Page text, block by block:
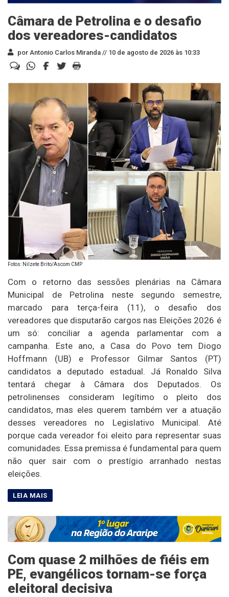
Câmara de Petrolina e o desafio
dos vereadores-candidatos
por Antonio Carlos Miranda // 10 de agosto de 2026 às 10:33
Fotos: Nilzete Brito/Ascom CMP
Com o retorno das sessões plenárias na Câmara
Municipal de Petrolina neste segundo semestre,
marcado para terça-feira (11), o desafio dos
vereadores que disputarão cargos nas Eleições 2026 é
um só: conciliar a agenda parlamentar com a
campanha. Este ano, a Casa do Povo tem Diogo
Hoffmann (UB) e Professor Gilmar Santos (PT)
candidatos a deputado estadual. Já Ronaldo Silva
tentará chegar à Câmara dos Deputados. Os
petrolinenses consideram legítimo o pleito dos
candidatos, mas eles querem também ver a atuação
desses vereadores no Legislativo Municipal. Até
porque cada vereador foi eleito para representar suas
comunidades. Essa premissa é fundamental para quem
não quer sair com o prestígio arranhado nestas
eleições.
Com quase 2 milhões de fiéis em
PE, evangélicos tornam-se força
eleitoral decisiva